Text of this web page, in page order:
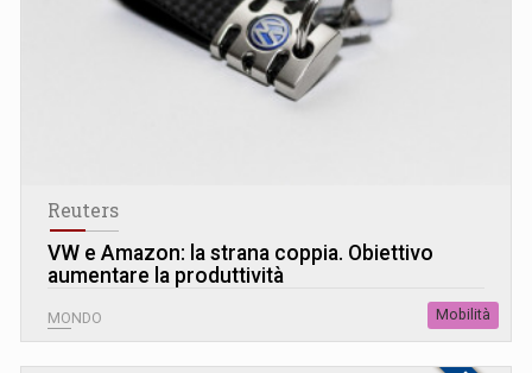
Reuters
VW e Amazon: la strana coppia. Obiettivo
aumentare la produttività
MONDO Mobilità